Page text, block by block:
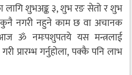
शुभअङ्क ३, शुभ रङ सेतो र शुभ
कुनै नगरी नहुने काम छ वा अचानक
ॐ नमःपशुपतये यस मन्त्रलाई
प्रारम्भ गर्नुहोला, पक्कै पनि लाभ